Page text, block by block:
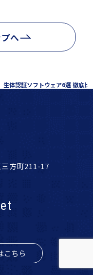
へ
生体認証ソフトウェア6選 徹底
方町211-17
こちら